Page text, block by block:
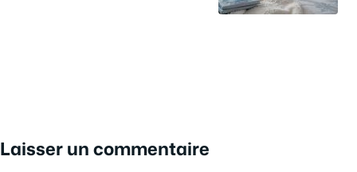
Laisser un commentaire